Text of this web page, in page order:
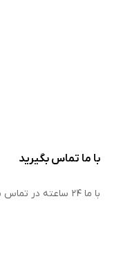
با ما تماس بگیرید
با ما ۲۴ ساعته در تماس باشید